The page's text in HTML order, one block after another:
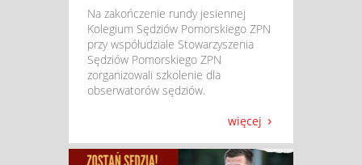
​ Na zakończenie rundy jesiennej
Kolegium Sędziów Pomorskiego ZPN
przy współudziale Stowarzyszenia
Sędziów Pomorskiego ZPN
zorganizowali szkolenie dla
obserwatorów sędziów.
więcej